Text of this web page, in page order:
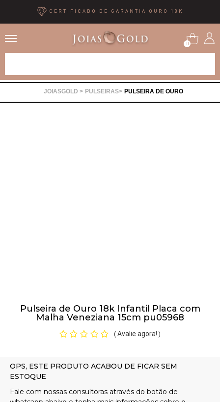
CERTIFICADO DE GARANTIA OURO 18K
0
PULSEIRAS PULSEIRA DE OURO
Pulseira de Ouro 18k Infantil Placa com
Malha Veneziana 15cm pu05968
( Avalie agora! )
Pedras Preciosas
OFERTAS